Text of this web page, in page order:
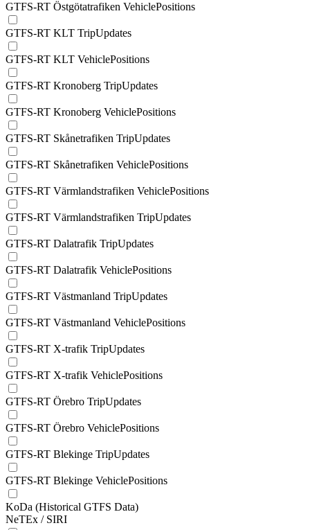
GTFS-RT Östgötatrafiken VehiclePositions
GTFS-RT KLT TripUpdates
GTFS-RT KLT VehiclePositions
GTFS-RT Kronoberg TripUpdates
GTFS-RT Kronoberg VehiclePositions
GTFS-RT Skånetrafiken TripUpdates
GTFS-RT Skånetrafiken VehiclePositions
GTFS-RT Värmlandstrafiken VehiclePositions
GTFS-RT Värmlandstrafiken TripUpdates
GTFS-RT Dalatrafik TripUpdates
GTFS-RT Dalatrafik VehiclePositions
GTFS-RT Västmanland TripUpdates
GTFS-RT Västmanland VehiclePositions
GTFS-RT X-trafik TripUpdates
GTFS-RT X-trafik VehiclePositions
GTFS-RT Örebro TripUpdates
GTFS-RT Örebro VehiclePositions
GTFS-RT Blekinge TripUpdates
GTFS-RT Blekinge VehiclePositions
KoDa (Historical GTFS Data)
NeTEx / SIRI